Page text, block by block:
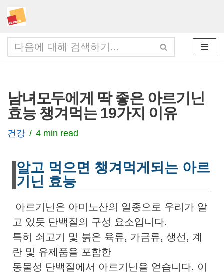
콘
텐
츠
너
뛰
기
남녀모두에게 딱 좋은 아르기닌
효능 챙겨먹는 19가지 이유
건강 4 min read
알고 먹으면 챙겨먹게되는 아르
기닌 효능
아르기닌은 아미노산의 일종으로 우리가 알
고 있듯 단백질의 구성 요소입니다.
특히 쇠고기 및 붉은 육류, 가금류, 생선, 계
란 및 유제품을 포함한
동물성 단백질에서 아르기닌을 얻습니다. 이